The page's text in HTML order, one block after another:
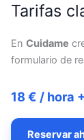
Tarifas
En Cuidame
formulario de
18 € / hora
Reservar